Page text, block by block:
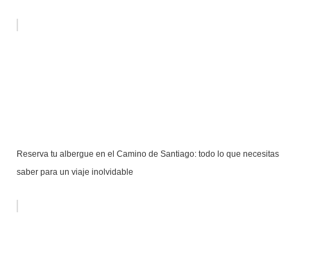
Reserva tu albergue en el Camino de Santiago: todo lo que necesitas
saber para un viaje inolvidable